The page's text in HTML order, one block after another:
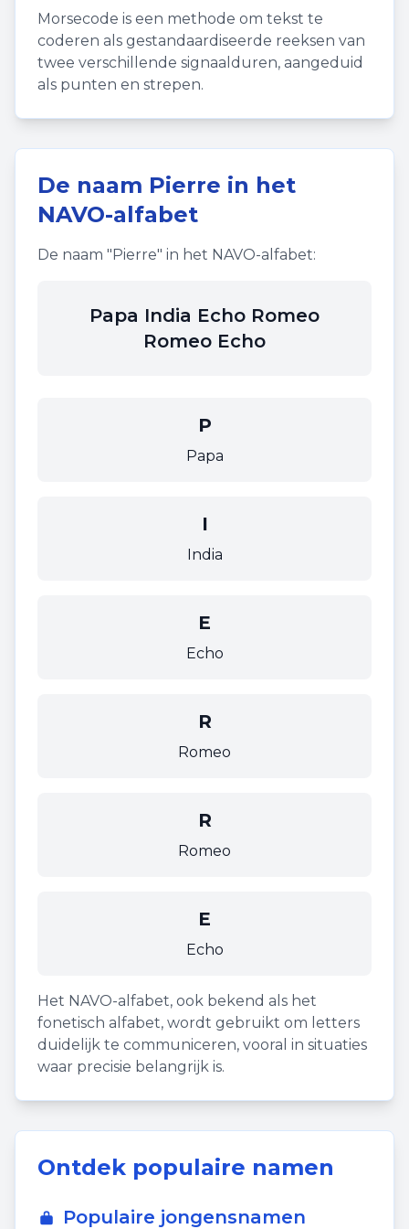
Morsecode is een methode om tekst te
coderen als gestandaardiseerde reeksen van
twee verschillende signaalduren, aangeduid
als punten en strepen.
De naam Pierre in het
NAVO-alfabet
De naam "Pierre" in het NAVO-alfabet:
Papa India Echo Romeo
Romeo Echo
P
Papa
I
India
E
Echo
R
Romeo
R
Romeo
E
Echo
Het NAVO-alfabet, ook bekend als het
fonetisch alfabet, wordt gebruikt om letters
duidelijk te communiceren, vooral in situaties
waar precisie belangrijk is.
Ontdek populaire namen
Populaire jongensnamen